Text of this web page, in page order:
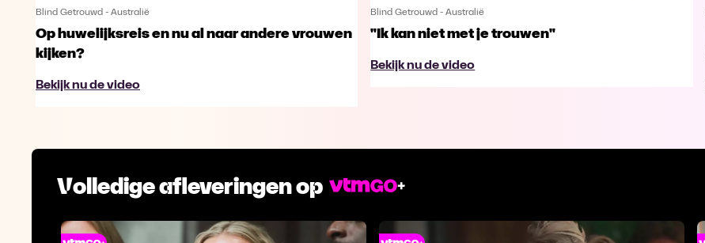
Blind Getrouwd - Australië
Op huwelijksreis en nu al naar andere vrouwen
kijken?
Bekijk nu de video
Blind Getrouwd - Australië
"Ik kan niet met je trouwen"
Bekijk nu de video
Volledige afleveringen op